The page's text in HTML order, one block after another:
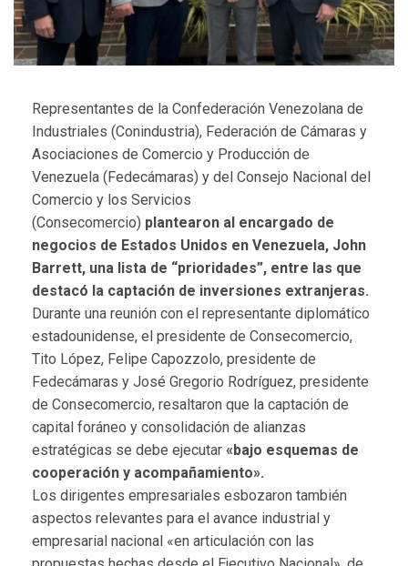
Representantes de la Confederación Venezolana de
Industriales (Conindustria), Federación de Cámaras y
Asociaciones de Comercio y Producción de
Venezuela (Fedecámaras) y del Consejo Nacional del
Comercio y los Servicios
(Consecomercio) plantearon al encargado de
negocios de Estados Unidos en Venezuela, John
Barrett, una lista de “prioridades”, entre las que
destacó la captación de inversiones extranjeras.
Durante una reunión con el representante diplomático
estadounidense, el presidente de Consecomercio,
Tito López, Felipe Capozzolo, presidente de
Fedecámaras y José Gregorio Rodríguez, presidente
de Consecomercio, resaltaron que la captación de
capital foráneo y consolidación de alianzas
estratégicas se debe ejecutar «bajo esquemas de
cooperación y acompañamiento».
Los dirigentes empresariales esbozaron también
aspectos relevantes para el avance industrial y
empresarial nacional «en articulación con las